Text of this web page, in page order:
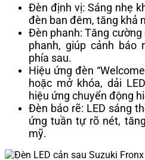
Đèn định vị: Sáng nhẹ
đèn ban đêm, tăng khả
Đèn phanh: Tăng
phanh, giúp cảnh báo
phía sau.
Hiệu ứng đèn
hoặc mở khóa, dải
hiệu ứng chuyển động
Đèn báo rẽ: LED sáng
ứng tuần tự rõ nét,
mỹ.